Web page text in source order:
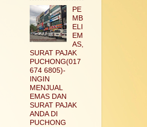
PE
MB
ELI
EM
AS,
SURAT PAJAK
PUCHONG(017
674 6805)-
INGIN
MENJUAL
EMAS DAN
SURAT PAJAK
ANDA DI
PUCHONG